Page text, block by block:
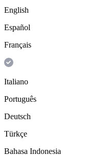
English
Español
Français
Italiano
Português
Deutsch
Türkçe
Bahasa Indonesia